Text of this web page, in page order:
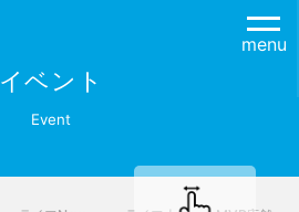
menu
イベント
Event